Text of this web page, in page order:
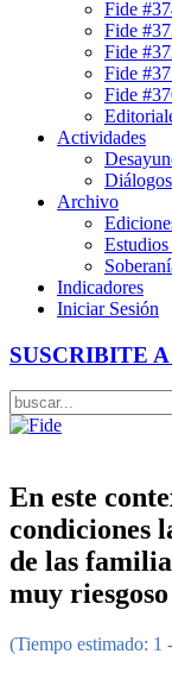
Fide
Fide
Fide
Fide
Fide
Actividades
Diálogos
Archivo
Estudios
Indicadores
Iniciar Sesión
SUSCRIBITE
En este
condiciones
de las
muy riesgoso
(Tiempo estimado: 1